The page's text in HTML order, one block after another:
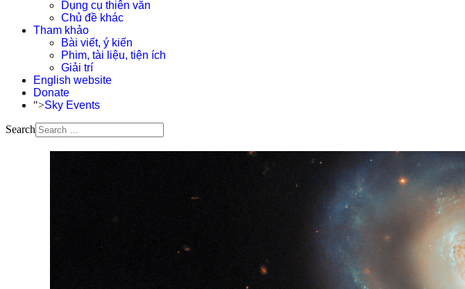
Dụng cụ thiên văn
Chủ đề khác
Tham khảo
Bài viết, ý kiến
Phim, tài liệu, tiện ích
Giải trí
English website
Donate
">Sky Events
Search